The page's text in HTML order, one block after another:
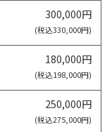
300,000円
(税込330,000円)
180,000円
(税込198,000円)
250,000円
(税込275,000円)